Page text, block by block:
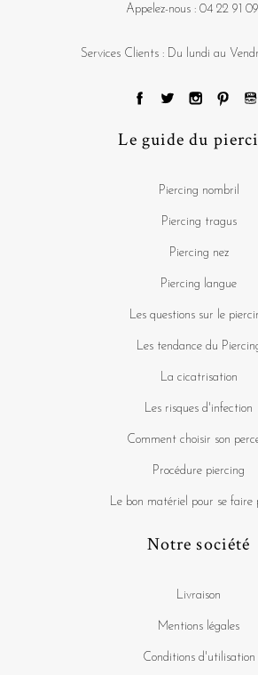
Appelez-nous : 04 22 91
Services Clients : Du lundi au
Le guide du
Piercing nombril
Piercing tragus
Piercing nez
Piercing langue
Les questions sur le
Les tendance du
La cicatrisation
Les risques d'infection
Comment choisir son
Procédure piercing
Le bon matériel pour se faire
Notre société
Livraison
Mentions légales
Conditions d'utilisation